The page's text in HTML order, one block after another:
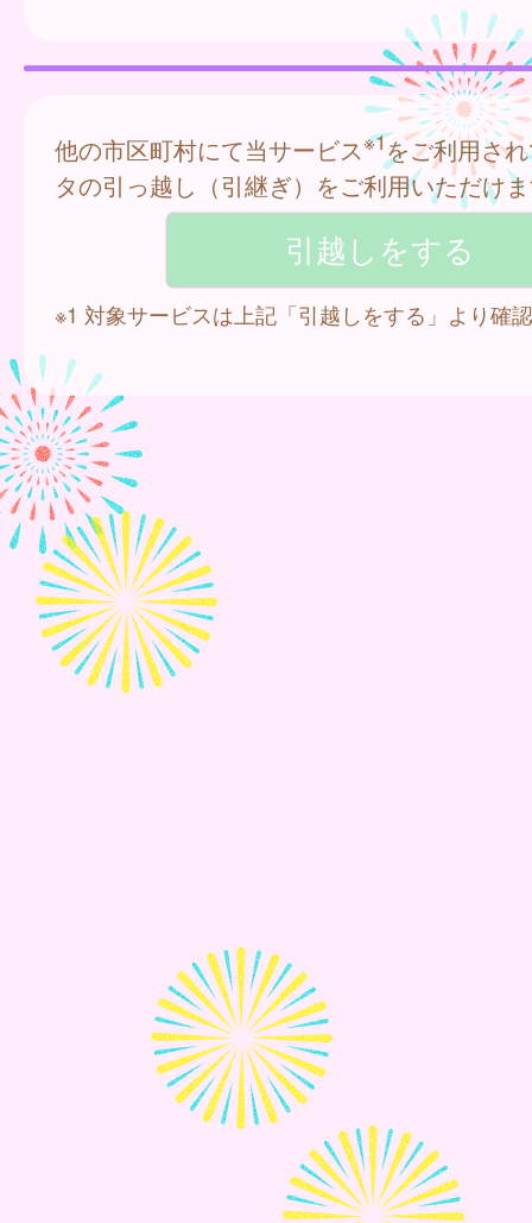
他の市区町村にて当サービス※1をご利用さ
タの引っ越し（引継ぎ）をご利用いただけ
※1 対象サービスは上記「引越しをする」より確